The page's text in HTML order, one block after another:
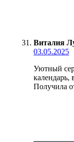
Виталия
03.05.2025
Уютный
календарь,
Получила